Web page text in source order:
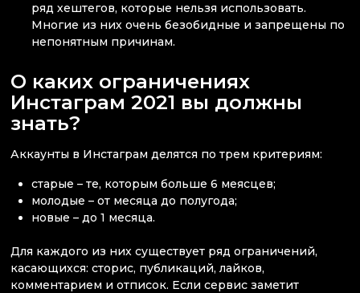
ряд хештегов, которые нельзя использовать.
Многие из них очень безобидные и запрещены по
непонятным причинам.
О каких ограничениях
Инстаграм 2021 вы должны
знать?
Аккаунты в Инстаграм делятся по трем критериям:
старые – те, которым больше 6 меясцев;
молодые – от месяца до полугода;
новые – до 1 месяца.
Для каждого из них существует ряд ограничений,
касающихся: сторис, публикаций, лайков,
комментарием и отписок. Если сервис заметит